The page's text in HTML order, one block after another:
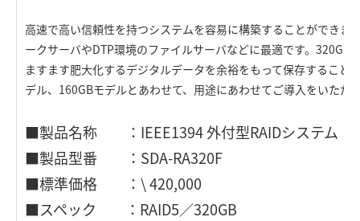
高速で高い信頼性を持つシステムを容易に構築することができま
ークサーバやDTP環境のファイルサーバなどに最適です。320GB
ますます肥大化するデジタルデータを余裕をもって保存すること
デル、160GBモデルとあわせて、用途にあわせてご導入をいただ
■製品名称 ：IEEE1394 外付型RAIDシステム
■製品型番 ：SDA-RA320F
■標準価格 ：\ 420,000
■スペック ：RAID5／320GB